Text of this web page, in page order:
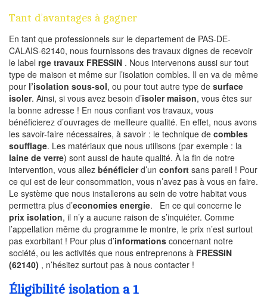
Tant d’avantages à gagner
En tant que professionnels sur le departement de PAS-DE-
CALAIS-62140, nous fournissons des travaux dignes de recevoir
le label rge travaux FRESSIN . Nous intervenons aussi sur tout
type de maison et même sur l’isolation combles. Il en va de même
pour l’isolation sous-sol, ou pour tout autre type de surface
isoler. Ainsi, si vous avez besoin d’isoler maison, vous êtes sur
la bonne adresse ! En nous confiant vos travaux, vous
bénéficierez d’ouvrages de meilleure qualité. En effet, nous avons
les savoir-faire nécessaires, à savoir : le technique de combles
soufflage. Les matériaux que nous utilisons (par exemple : la
laine de verre) sont aussi de haute qualité. À la fin de notre
intervention, vous allez bénéficierd’un confort sans pareil ! Pour
ce qui est de leur consommation, vous n’avez pas à vous en faire.
Le système que nous installerons au sein de votre habitat vous
permettra plus d’economies energie. En ce qui concerne le
prix isolation, il n’y a aucune raison de s’inquiéter. Comme
l’appellation même du programme le montre, le prix n’est surtout
pas exorbitant ! Pour plus d’informations concernant notre
société, ou les activités que nous entreprenons à FRESSIN
(62140) , n’hésitez surtout pas à nous contacter !
Éligibilité isolation a 1